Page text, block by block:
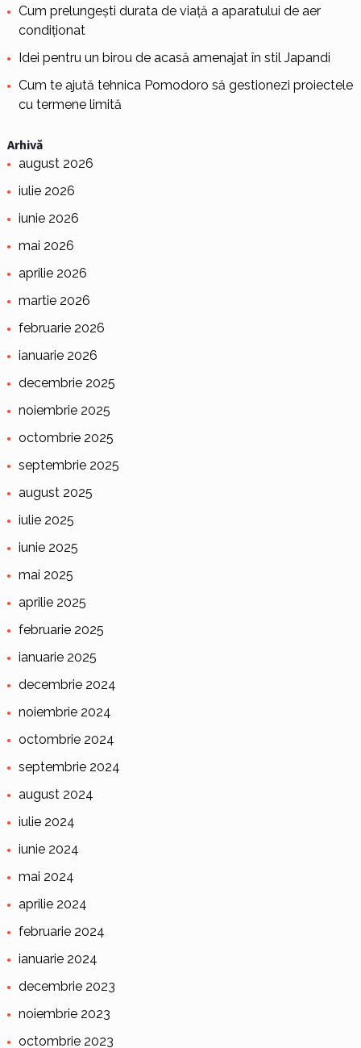
Cum prelungești durata de viață a aparatului de aer
condiționat
Idei pentru un birou de acasă amenajat în stil Japandi
Cum te ajută tehnica Pomodoro să gestionezi proiectele
cu termene limită
Arhivă
august 2026
iulie 2026
iunie 2026
mai 2026
aprilie 2026
martie 2026
februarie 2026
ianuarie 2026
decembrie 2025
noiembrie 2025
octombrie 2025
septembrie 2025
august 2025
iulie 2025
iunie 2025
mai 2025
aprilie 2025
februarie 2025
ianuarie 2025
decembrie 2024
noiembrie 2024
octombrie 2024
septembrie 2024
august 2024
iulie 2024
iunie 2024
mai 2024
aprilie 2024
februarie 2024
ianuarie 2024
decembrie 2023
noiembrie 2023
octombrie 2023